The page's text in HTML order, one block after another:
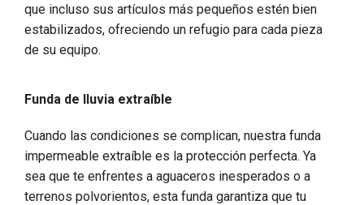
que incluso sus artículos más pequeños estén bien
estabilizados, ofreciendo un refugio para cada pieza
de su equipo.
Funda de lluvia extraíble
Cuando las condiciones se complican, nuestra funda
impermeable extraíble es la protección perfecta. Ya
sea que te enfrentes a aguaceros inesperados o a
terrenos polvorientos, esta funda garantiza que tu